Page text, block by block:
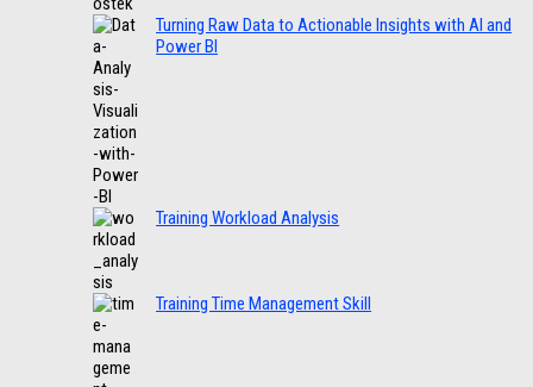
Turning Raw Data to Actionable Insights with AI and
Power BI
Training Workload Analysis
Training Time Management Skill